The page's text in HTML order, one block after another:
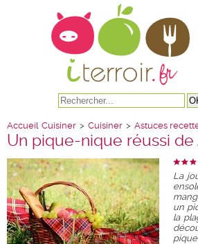
Accueil Cuisiner > Cuisiner > Astuces
Un pique-nique réussi de
La
un
la